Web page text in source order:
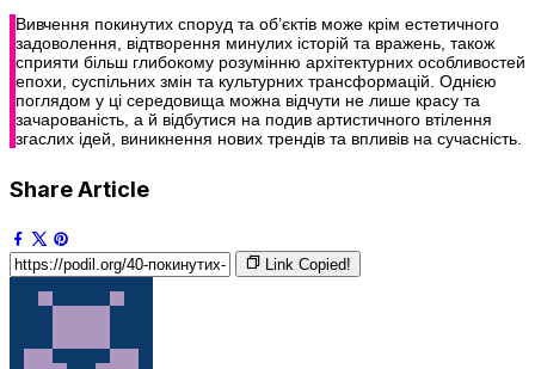
Вивчення покинутих споруд та об’єктів може крім естетичного
задоволення, відтворення минулих історій та вражень, також
сприяти більш глибокому розумінню архітектурних особливостей
епохи, суспільних змін та культурних трансформацій. Однією
поглядом у ці середовища можна відчути не лише красу та
зачарованість, а й відбутися на подив артистичного втілення
згаслих ідей, виникнення нових трендів та впливів на сучасність.
Share Article
Link Copied!